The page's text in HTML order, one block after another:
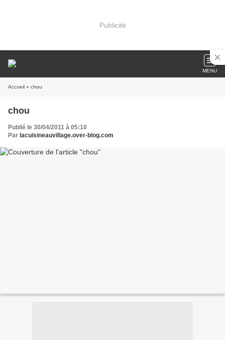
Publicité
MENU
Accueil » chou
chou
Publié le 30/04/2011 à 05:10
Par lacuisineauvillage.over-blog.com